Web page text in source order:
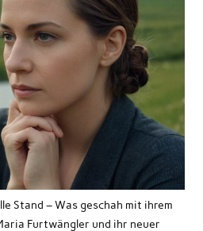
Stand – Was geschah mit ihrem
Furtwängler und ihr neuer